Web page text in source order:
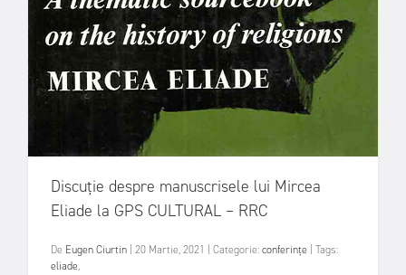
Discuție despre manuscrisele lui Mircea
Eliade la GPS CULTURAL – RRC
De Eugen Ciurtin 20 Martie, 2021 Categorie:conferințe
Tags:
eliade,